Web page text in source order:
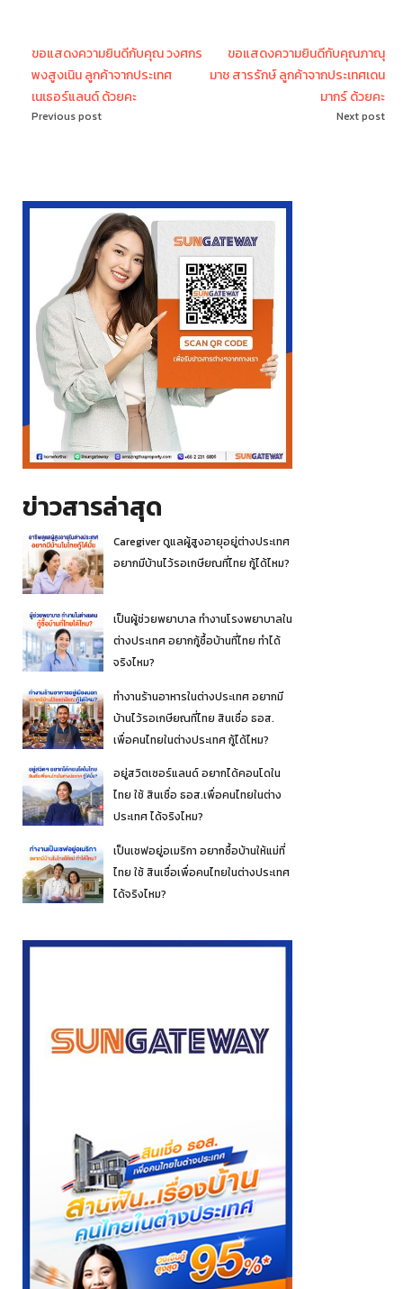
ขอแสดงความยินดีกับคุณ วงศกร
พงสูงเนิน ลูกค้าจากประเทศ
เนเธอร์แลนด์ ด้วยคะ
Previous post
ขอแสดงความยินดีกับคุณภาณุ
มาช สารรักษ์ ลูกค้าจากประเทศเดน
มากร์ ด้วยคะ
Next post
ข่าวสารล่าสุด
Caregiver ดูแลผู้สูงอายุอยู่ต่างประเทศ
อยากมีบ้านไว้รอเกษียณที่ไทย กู้ได้ไหม?
เป็นผู้ช่วยพยาบาล ทำงานโรงพยาบาลใน
ต่างประเทศ อยากกู้ซื้อบ้านที่ไทย ทำได้
จริงไหม?
ทำงานร้านอาหารในต่างประเทศ อยากมี
บ้านไว้รอเกษียณที่ไทย สินเชื่อ ธอส.
เพื่อคนไทยในต่างประเทศ กู้ได้ไหม?
อยู่สวิตเซอร์แลนด์ อยากได้คอนโดใน
ไทย ใช้ สินเชื่อ ธอส.เพื่อคนไทยในต่าง
ประเทศ ได้จริงไหม?
เป็นเชฟอยู่อเมริกา อยากซื้อบ้านให้แม่ที่
ไทย ใช้ สินเชื่อเพื่อคนไทยในต่างประเทศ
ได้จริงไหม?